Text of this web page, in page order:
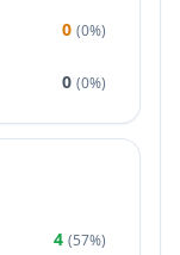
0 (0%)
0 (0%)
4 (57%)